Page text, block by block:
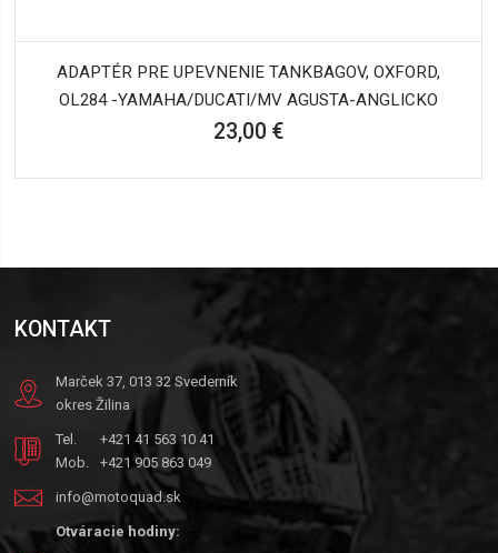
ADAPTÉR PRE UPEVNENIE TANKBAGOV, OXFORD,
OL284 -YAMAHA/DUCATI/MV AGUSTA-ANGLICKO
23,00 €
KONTAKT
Marček 37, 013 32 Svederník
okres Žilina
Tel.
+421 41 563 10 41
Mob.
+421 905 863 049
info@motoquad.sk
Otváracie hodiny: